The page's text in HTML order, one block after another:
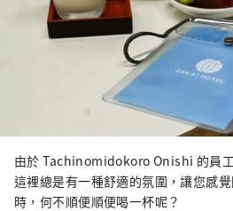
由於 Tachinomidokoro Onishi 的員
這裡總是有一種舒適的氛圍，讓您感
時，何不順便順便喝一杯呢？